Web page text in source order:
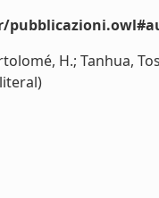
H.; Tanhua,